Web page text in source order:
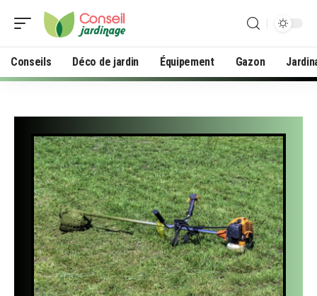
Conseils Déco de jardin Équipement Gazon